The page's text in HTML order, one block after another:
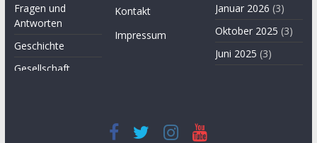
Fragen und
Antworten
Geschichte
Gesellschaft
Kontakt
Impressum
Januar 2026 (3)
Oktober 2025 (3)
Juni 2025 (3)